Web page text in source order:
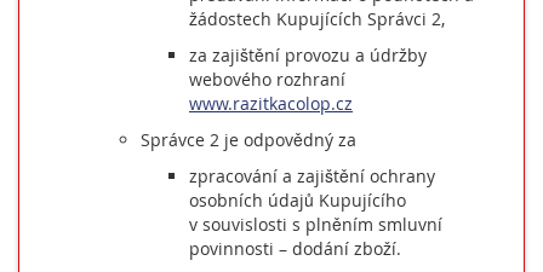
žádostech Kupujících Správci 2,
za zajištění provozu a údržby
webového rozhraní
www.razitkacolop.cz
Správce 2 je odpovědný za
zpracování a zajištění ochrany
osobních údajů Kupujícího
v souvislosti s plněním smluvní
povinnosti – dodání zboží.